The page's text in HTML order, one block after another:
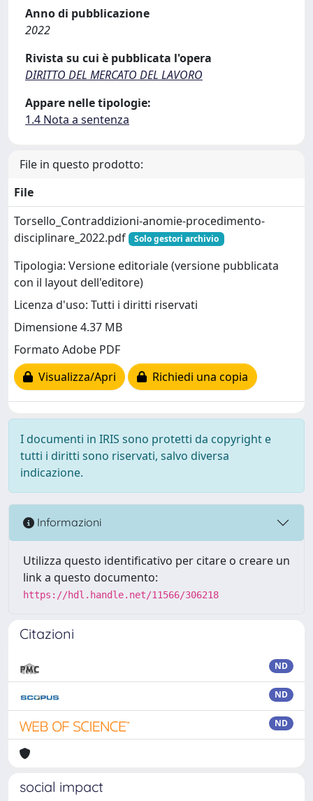
Anno di pubblicazione
2022
Rivista su cui è pubblicata l'opera
DIRITTO DEL MERCATO DEL LAVORO
Appare nelle tipologie:
1.4 Nota a sentenza
File in questo prodotto:
File
Torsello_Contraddizioni-anomie-procedimento-
disciplinare_2022.pdf
Solo gestori archivio
Tipologia: Versione editoriale (versione pubblicata
con il layout dell'editore)
Licenza d'uso: Tutti i diritti riservati
Dimensione 4.37 MB
Formato Adobe PDF
Visualizza/Apri
Richiedi una copia
I documenti in IRIS sono protetti da copyright e
tutti i diritti sono riservati, salvo diversa
indicazione.
Informazioni
Utilizza questo identificativo per citare o creare un
link a questo documento:
https://hdl.handle.net/11566/306218
Citazioni
ND
ND
ND
social impact